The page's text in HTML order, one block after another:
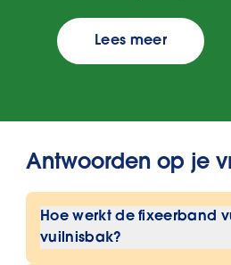
Lees meer
Antwoorden op je
Hoe werkt de fixeerband
vuilnisbak?